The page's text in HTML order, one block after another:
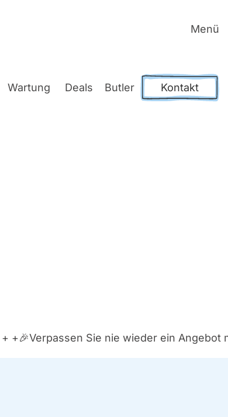
Menü
War­tung Deals But­ler Kontakt
+ +🎉Ver­pas­sen Sie nie wie­der ein Ange­bot